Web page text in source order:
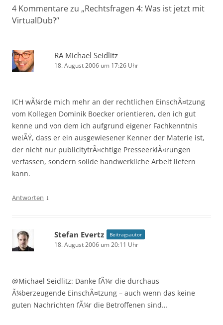
4 Kommentare zu „Rechtsfragen 4: Was ist jetzt mit
VirtualDub?“
RA Michael Seidlitz
18. August 2006 um 17:26 Uhr
ICH wÃ¼rde mich mehr an der rechtlichen EinschÃ¤tzung
vom Kollegen Dominik Boecker orientieren, den ich gut
kenne und von dem ich aufgrund eigener Fachkenntnis
weiÃŸ, dass er ein ausgewiesener Kenner der Materie ist,
der nicht nur publicitytrÃ¤chtige PresseerklÃ¤rungen
verfassen, sondern solide handwerkliche Arbeit liefern
kann.
Antworten ↓
Stefan Evertz Beitragsautor
18. August 2006 um 20:11 Uhr
@Michael Seidlitz: Danke fÃ¼r die durchaus
Ã¼berzeugende EinschÃ¤tzung – auch wenn das keine
guten Nachrichten fÃ¼r die Betroffenen sind…